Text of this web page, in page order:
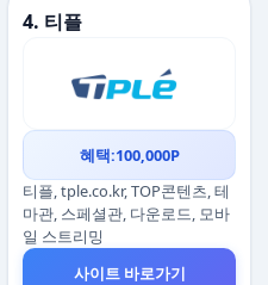
4. 티플
혜택:100,000P
티플, tple.co.kr, TOP콘텐츠, 테
마관, 스페셜관, 다운로드, 모바
일 스트리밍
사이트 바로가기